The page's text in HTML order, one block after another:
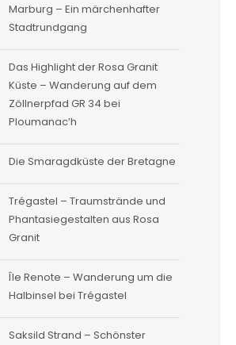
Marburg – Ein märchenhafter
Stadtrundgang
Das Highlight der Rosa Granit
Küste – Wanderung auf dem
Zöllnerpfad GR 34 bei
Ploumanac’h
Die Smaragdküste der Bretagne
Trégastel – Traumstrände und
Phantasiegestalten aus Rosa
Granit
Île Renote – Wanderung um die
Halbinsel bei Trégastel
Saksild Strand – Schönster